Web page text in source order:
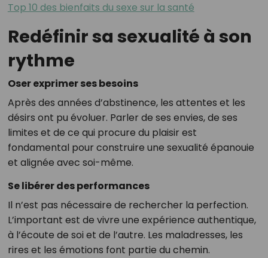
Top 10 des bienfaits du sexe sur la santé
Redéfinir sa sexualité à son
rythme
Oser exprimer ses besoins
Après des années d’abstinence, les attentes et les
désirs ont pu évoluer. Parler de ses envies, de ses
limites et de ce qui procure du plaisir est
fondamental pour construire une sexualité épanouie
et alignée avec soi-même.
Se libérer des performances
Il n’est pas nécessaire de rechercher la perfection.
L’important est de vivre une expérience authentique,
à l’écoute de soi et de l’autre. Les maladresses, les
rires et les émotions font partie du chemin.